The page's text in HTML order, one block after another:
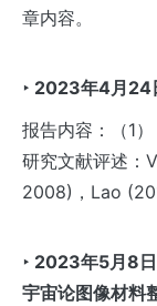
章内容。
‣ 2023年4月24
报告内容：（1
研究文献评述
2008)，Lao
‣ 2023年5月8
宇宙论图像材料